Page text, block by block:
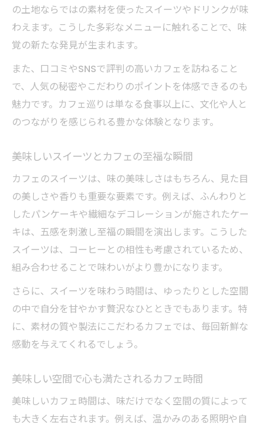
の土地ならではの素材を使ったスイーツやドリンクが味
わえます。こうした多彩なメニューに触れることで、味
覚の新たな発見が生まれます。
また、口コミやSNSで評判の高いカフェを訪ねること
で、人気の秘密やこだわりのポイントを体感できるのも
魅力です。カフェ巡りは単なる食事以上に、文化や人と
のつながりを感じられる豊かな体験となります。
美味しいスイーツとカフェの至福な瞬間
カフェのスイーツは、味の美味しさはもちろん、見た目
の美しさや香りも重要な要素です。例えば、ふんわりと
したパンケーキや繊細なデコレーションが施されたケー
キは、五感を刺激し至福の瞬間を演出します。こうした
スイーツは、コーヒーとの相性も考慮されているため、
組み合わせることで味わいがより豊かになります。
さらに、スイーツを味わう時間は、ゆったりとした空間
の中で自分を甘やかす贅沢なひとときでもあります。特
に、素材の質や製法にこだわるカフェでは、毎回新鮮な
感動を与えてくれるでしょう。
美味しい空間で心も満たされるカフェ時間
美味しいカフェ時間は、味だけでなく空間の質によって
も大きく左右されます。例えば、温かみのある照明や自